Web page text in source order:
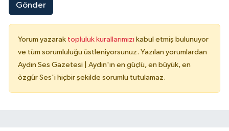
Gönder
Yorum yazarak topluluk kurallarımızı kabul etmiş bulunuyor
ve tüm sorumluluğu üstleniyorsunuz. Yazılan yorumlardan
Aydın Ses Gazetesi | Aydın'ın en güçlü, en büyük, en
özgür Ses'i hiçbir şekilde sorumlu tutulamaz.